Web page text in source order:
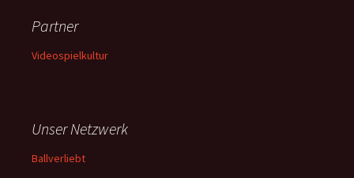
Partner
Videospielkultur
Unser Netzwerk
Ballverliebt